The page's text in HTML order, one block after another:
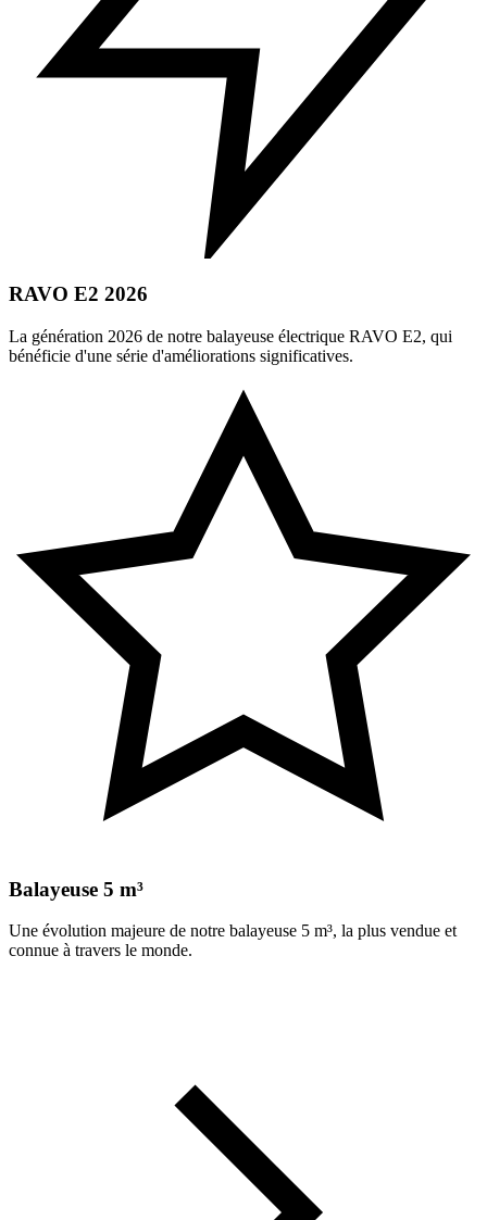
RAVO E2 2026
La génération 2026 de notre balayeuse électrique RAVO E2, qui
bénéficie d'une série d'améliorations significatives.
Balayeuse 5 m³
Une évolution majeure de notre balayeuse 5 m³, la plus vendue et
connue à travers le monde.